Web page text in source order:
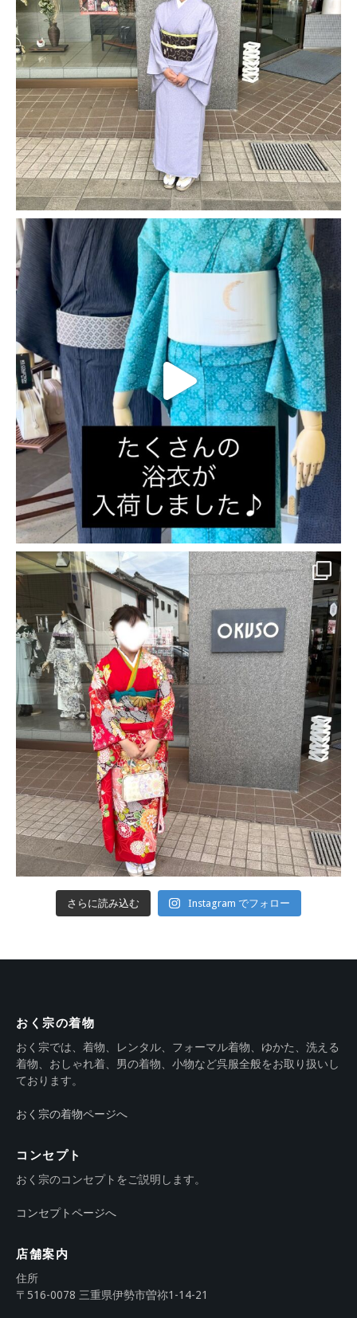
さらに読み込む Instagram でフォロー
おく宗の着物
おく宗では、着物、レンタル、フォーマル着物、ゆかた、洗える
着物、おしゃれ着、男の着物、小物など呉服全般をお取り扱いし
ております。
おく宗の着物ページへ
コンセプト
おく宗のコンセプトをご説明します。
コンセプトページへ
店舗案内
住所
〒516-0078 三重県伊勢市曽祢1-14-21